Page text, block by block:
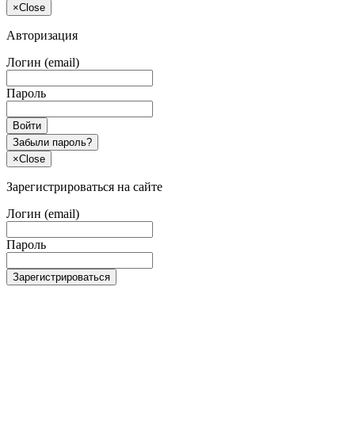
×Close
Авторизация
Логин (email)
Пароль
Войти
Забыли пароль?
×Close
Зарегистрироваться на сайте
Логин (email)
Пароль
Зарегистрироваться